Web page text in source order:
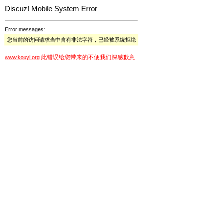
Discuz! Mobile System Error
Error messages:
您当前的访问请求当中含有非法字符，已经被系统拒绝
www.kouyi.org 此错误给您带来的不便我们深感歉意